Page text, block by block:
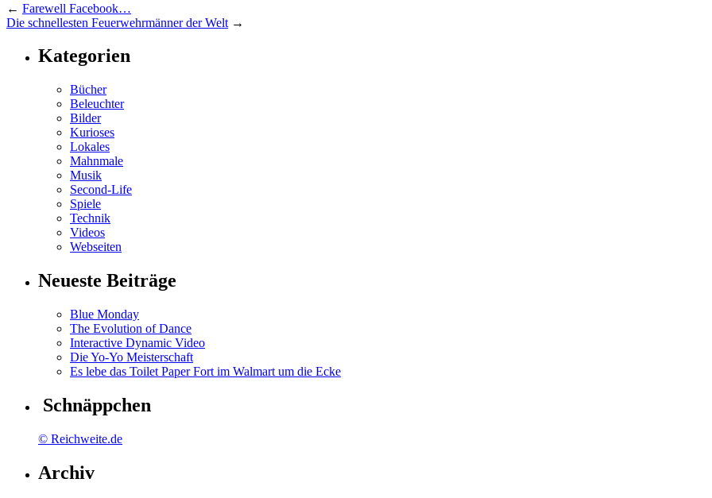
← Farewell Facebook…
Die schnellesten Feuerwehrmänner der Welt →
Kategorien
Bücher
Beleuchter
Bilder
Kurioses
Lokales
Mahnmale
Musik
Second-Life
Spiele
Technik
Videos
Webseiten
Neueste Beiträge
Blue Monday
The Evolution of Dance
Interactive Dynamic Video
Die Yo-Yo Meisterschaft
Es lebe das Toilet Paper Fort im Walmart um die Ecke
Schnäppchen
© Reichweite.de
Archiv